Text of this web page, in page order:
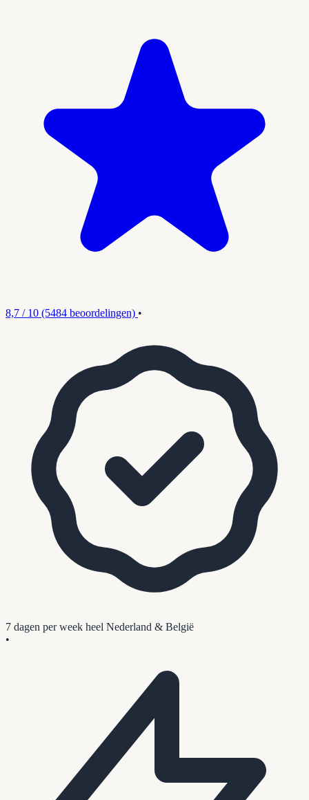
8,7 / 10 (5484 beoordelingen) •
7 dagen per week heel Nederland & België
•